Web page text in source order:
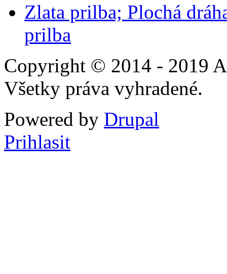
Zlata prilba; Plochá
prilba
Copyright © 2014 - 2019
Všetky práva vyhradené.
Powered by Drupal
Prihlasit